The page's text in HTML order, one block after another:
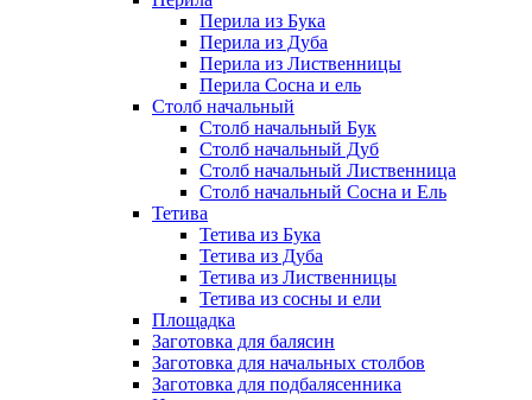
Перила из Бука
Перила из Дуба
Перила из Лиственницы
Перила Сосна и ель
Столб начальный
Столб начальный Бук
Столб начальный Дуб
Столб начальный Лиственница
Столб начальный Сосна и Ель
Тетива
Тетива из Бука
Тетива из Дуба
Тетива из Лиственницы
Тетива из сосны и ели
Площадка
Заготовка для балясин
Заготовка для начальных столбов
Заготовка для подбалясенника